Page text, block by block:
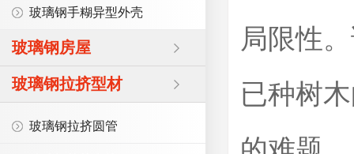
玻璃钢手糊异型外壳
玻璃钢房屋
玻璃钢拉挤型材
玻璃钢拉挤圆管
局限性
已种树